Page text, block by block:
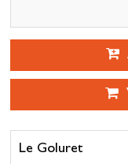
Le Goluret